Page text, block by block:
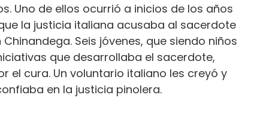
Uno de ellos ocurrió a inicios de los años
la justicia italiana acusaba al sacerdote
Chinandega. Seis jóvenes, que siendo niños
que desarrollaba el sacerdote,
el cura. Un voluntario italiano les creyó y
en la justicia pinolera.